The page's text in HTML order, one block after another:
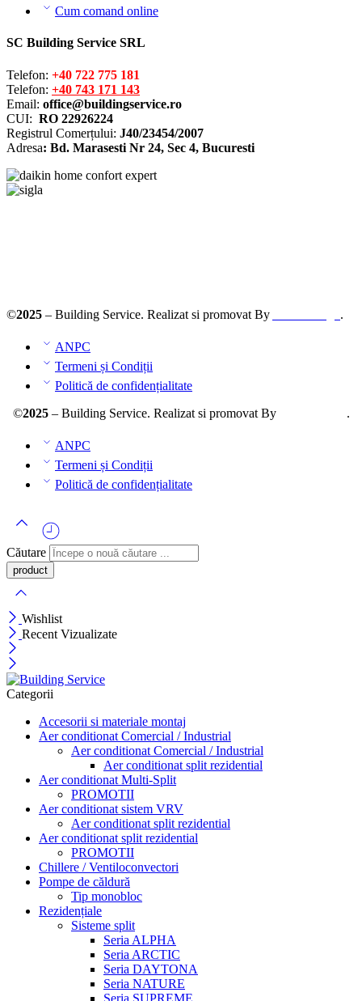
Cum comand online
SC Building Service SRL
Telefon: +40 722 775 181
Telefon: +40 743 171 143
Email: office@buildingservice.ro
CUI: RO 22926224
Registrul Comerțului: J40/23454/2007
Adresa: Bd. Marasesti Nr 24, Sec 4, Bucuresti
©2025 – Building Service. Realizat si promovat By .
ANPC
Termeni și Condiții
Politică de confidențialitate
©2025– Building Service. Realizat si promovat By .
ANPC
Termeni și Condiții
Politică de confidențialitate
Căutare
Wishlist
Recent Vizualizate
Categorii
Accesorii si materiale montaj
Aer conditionat Comercial / Industrial
Aer conditionat Comercial / Industrial
Aer conditionat split rezidential
Aer conditionat Multi-Split
PROMOTII
Aer conditionat sistem VRV
Aer conditionat split rezidential
Aer conditionat split rezidential
PROMOTII
Chillere / Ventiloconvectori
Pompe de căldură
Tip monobloc
Rezidențiale
Sisteme split
Seria ALPHA
Seria ARCTIC
Seria DAYTONA
Seria NATURE
Seria SUPREME